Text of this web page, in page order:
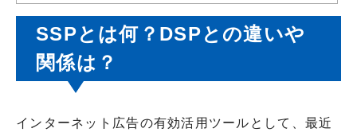
SSPとは何？DSPとの違いや
関係は？
インターネット広告の有効活用ツールとして、最近